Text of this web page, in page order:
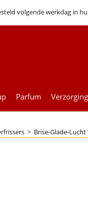
volgende werkdag in
Parfum Verzorging
> Brise-Glade-Lucht